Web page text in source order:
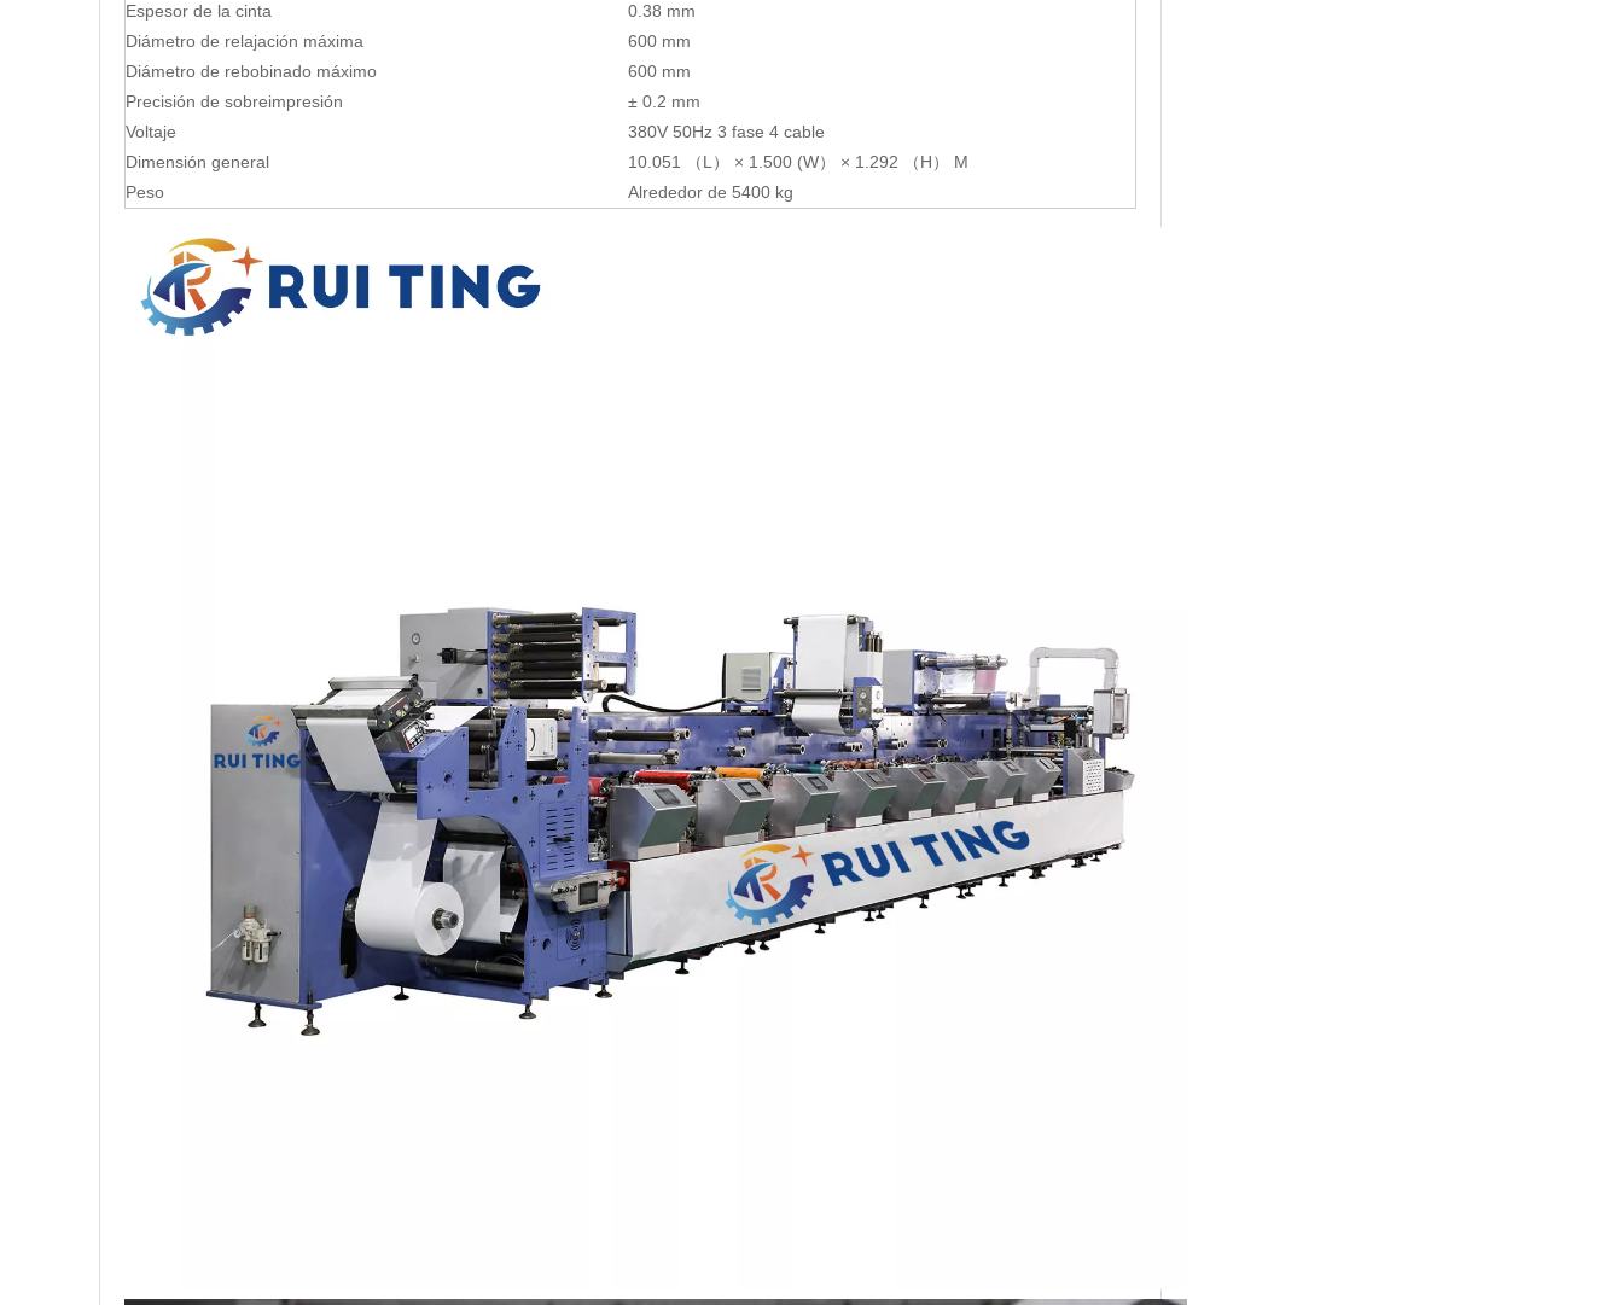
Espesor de la cinta
0.38 mm
Diámetro de relajación máxima
600 mm
Diámetro de rebobinado máximo
600 mm
Precisión de sobreimpresión
± 0.2 mm
Voltaje
380V 50Hz 3 fase 4 cable
Dimensión general
10.051 （L） × 1.500 (W） × 1.292 （H） M
Peso
Alrededor de 5400 kg